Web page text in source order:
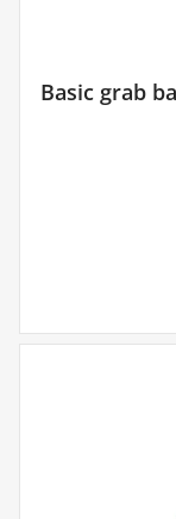
Basic grab